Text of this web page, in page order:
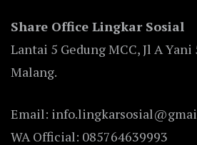
Share Office Lingkar Sosial
Lantai 5 Gedung MCC, Jl A
Malang.
Email:
WA Official: 085764639993